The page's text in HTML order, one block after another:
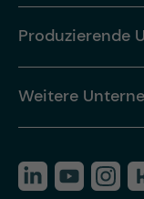
Produzierende
Weitere